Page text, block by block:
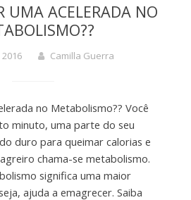
UMA ACELERADA NO
Camilla Guerra
no Metabolismo?? Você
minuto, uma parte do seu
duro para queimar calorias e
chama-se metabolismo.
significa uma maior
ajuda a emagrecer. Saiba